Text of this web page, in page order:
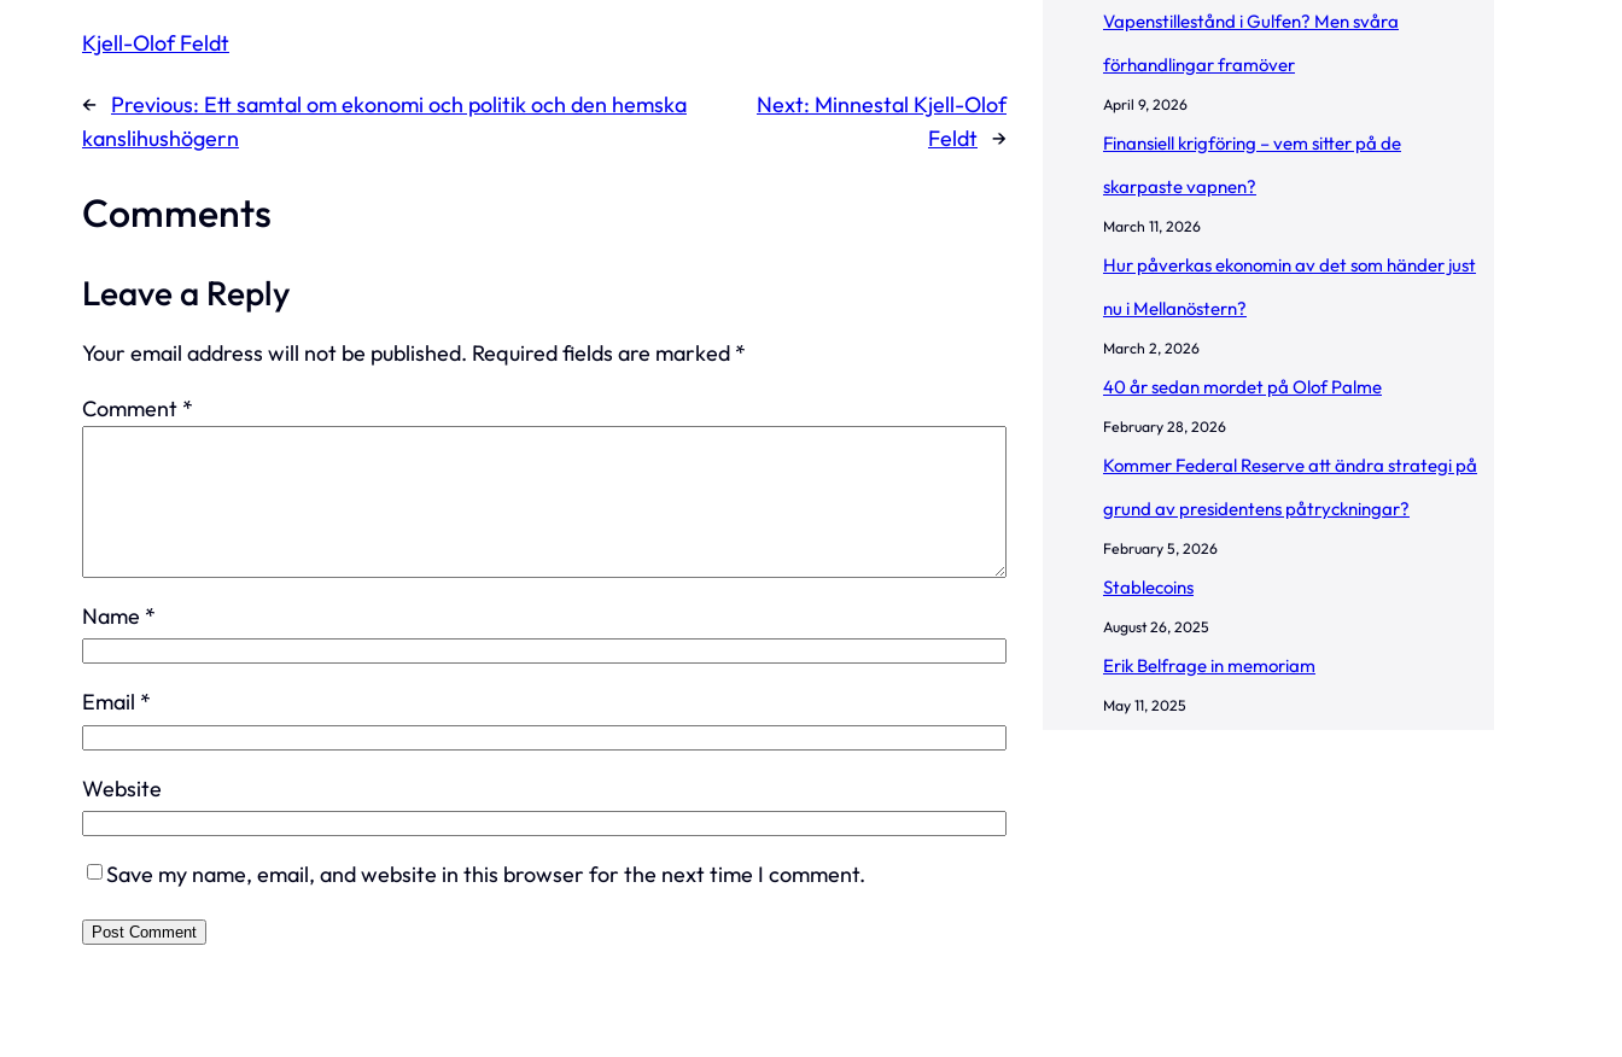
Kjell-Olof Feldt
← Previous: Ett samtal om ekonomi och politik och den hemska
kanslihushögern
Next: Minnestal Kjell-Olof
Feldt →
Comments
Leave a Reply
Your email address will not be published. Required fields are marked *
Comment *
Name *
Email *
Website
Save my name, email, and website in this browser for the next time I comment.
Vapenstillestånd i Gulfen? Men svåra
förhandlingar framöver
April 9, 2026
Finansiell krigföring – vem sitter på de
skarpaste vapnen?
March 11, 2026
Hur påverkas ekonomin av det som händer just
nu i Mellanöstern?
March 2, 2026
40 år sedan mordet på Olof Palme
February 28, 2026
Kommer Federal Reserve att ändra strategi på
grund av presidentens påtryckningar?
February 5, 2026
Stablecoins
August 26, 2025
Erik Belfrage in memoriam
May 11, 2025